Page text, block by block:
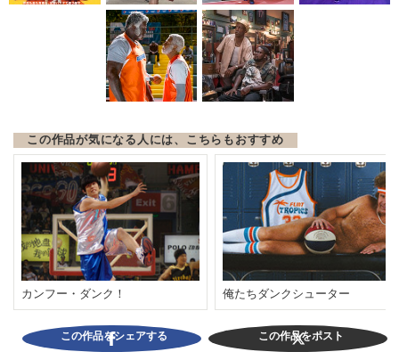
この作品が気になる人には、こちらもおすすめ
カンフー・ダンク！ 俺たちダンクシューター
この作品をシェアする この作品をポスト